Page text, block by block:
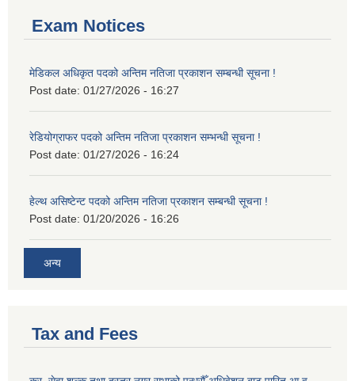
Exam Notices
मेडिकल अधिकृत पदको अन्तिम नतिजा प्रकाशन सम्बन्धी सूचना !
Post date: 01/27/2026 - 16:27
रेडियोग्राफर पदको अन्तिम नतिजा प्रकाशन सम्भन्धी सूचना !
Post date: 01/27/2026 - 16:24
हेल्थ असिष्टेन्ट पदको अन्तिम नतिजा प्रकाशन सम्बन्धी सूचना !
Post date: 01/20/2026 - 16:26
अन्य
Tax and Fees